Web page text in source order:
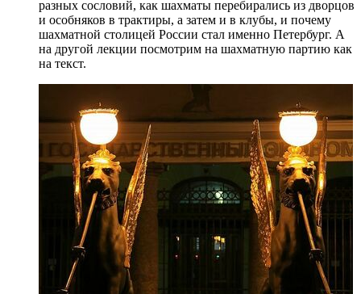
разных сословий, как шахматы перебирались из дворцов
и особняков в трактиры, а затем и в клубы, и почему
шахматной столицей России стал именно Петербург. А
на другой лекции посмотрим на шахматную партию как
на текст.